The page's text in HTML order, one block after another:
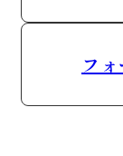
フ